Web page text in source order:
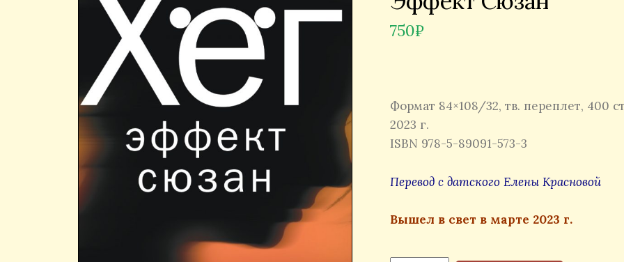
750₽
Формат 84×108/32, тв. переплет, 400
2023 г.
ISBN 978-5-89091-573-3
Перевод с датского Елены Красновой
Вышел в свет в марте 2023 г.